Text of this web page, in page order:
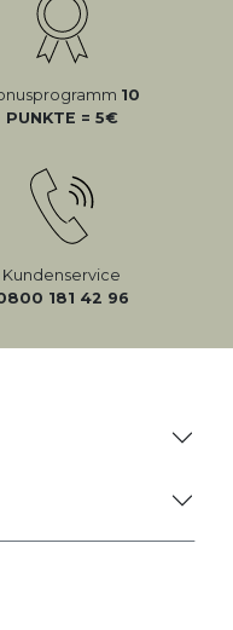
10
PUNKTE = 5
Kundenservice
181 42 96